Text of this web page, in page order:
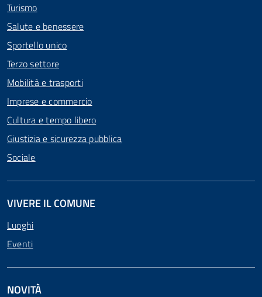
Turismo
Salute e benessere
Sportello unico
Terzo settore
Mobilità e trasporti
Imprese e commercio
Cultura e tempo libero
Giustizia e sicurezza pubblica
Sociale
VIVERE IL COMUNE
Luoghi
Eventi
NOVITÀ